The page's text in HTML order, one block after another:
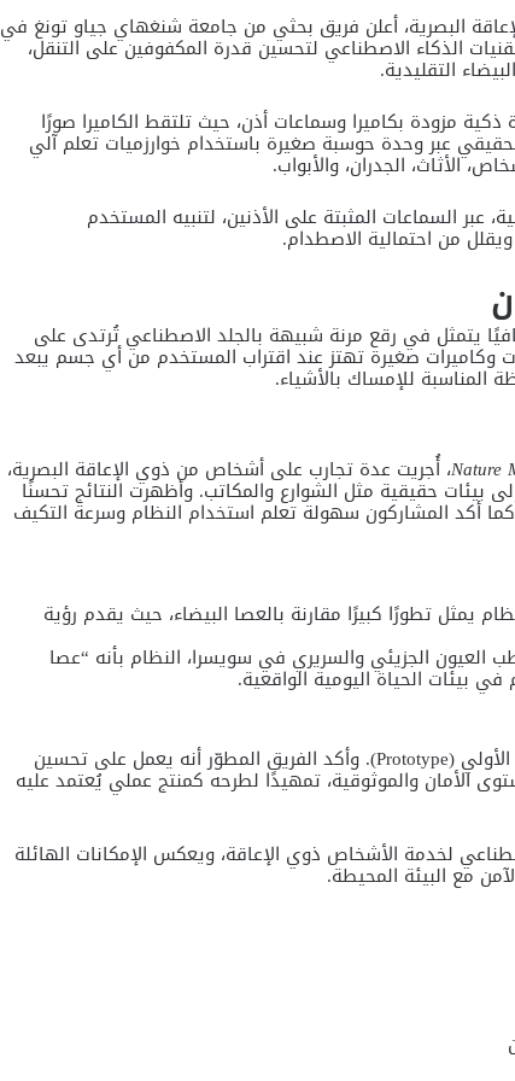
البصرية، أعلن فريق بحثي من جامعة شنغهاي جياو تونغ في
الذكاء الاصطناعي لتحسين قدرة المكفوفين على التنقل،
مزودة بكاميرا وسماعات أذن، حيث تلتقط الكاميرا صورًا
عبر وحدة حوسبة صغيرة باستخدام خوارزميات تعلم آلي
الأثاث، الجدران، والأبواب.
صوتية موجهة كل 250 مللي ثانية، عبر السماعات المثبتة على الأذنين، لتنبيه المستخدم
من احتمالية الاصطدام.
يتمثل في رقع مرنة شبيهة بالجلد الاصطناعي تُرتدى على
صغيرة تهتز عند اقتراب المستخدم من أي جسم يبعد
Nature، أُجريت عدة تجارب على أشخاص من ذوي الإعاقة البصرية،
بيئات حقيقية مثل الشوارع والمكاتب. وأظهرت النتائج تحسنًا
المشي ودقة التنقل بنسبة وصلت إلى 25%، كما أكد المشاركون سهولة تعلم استخدام النظام وسرعة التكيف
يمثل تطورًا كبيرًا مقارنة بالعصا البيضاء، حيث يقدم رؤية
الجزيئي والسريري في سويسرا، النظام بأنه “عصا
بيئات الحياة اليومية الواقعية.
ورغم النتائج المبشّرة، لا يزال النظام في مرحلة النموذج الأولي (Prototype). وأكد الفريق المطوّر أنه يعمل على تحسين
الأمان والموثوقية، تمهيدًا لطرحه كمنتج عملي يُعتمد عليه
لخدمة الأشخاص ذوي الإعاقة، ويعكس الإمكانات الهائلة
مع البيئة المحيطة.